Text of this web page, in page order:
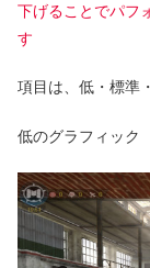
下げることでパフ
す
項目は、低・標準
低のグラフィック